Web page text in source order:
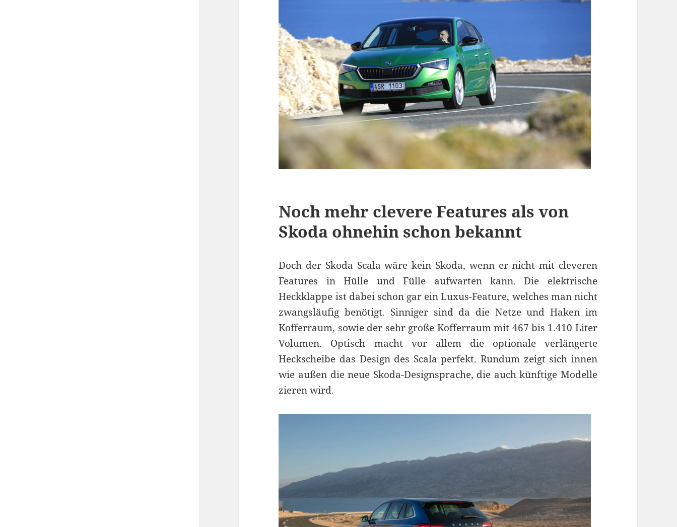
Noch mehr clevere Features als von
Skoda ohnehin schon bekannt
Doch der Skoda Scala wäre kein Skoda, wenn er nicht mit cleveren
Features in Hülle und Fülle aufwarten kann. Die elektrische
Heckklappe ist dabei schon gar ein Luxus-Feature, welches man nicht
zwangsläufig benötigt. Sinniger sind da die Netze und Haken im
Kofferraum, sowie der sehr große Kofferraum mit 467 bis 1.410 Liter
Volumen. Optisch macht vor allem die optionale verlängerte
Heckscheibe das Design des Scala perfekt. Rundum zeigt sich innen
wie außen die neue Skoda-Designsprache, die auch künftige Modelle
zieren wird.